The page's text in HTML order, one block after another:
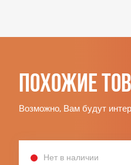
Похожие
Возможно, Вам будут
Нет в наличии